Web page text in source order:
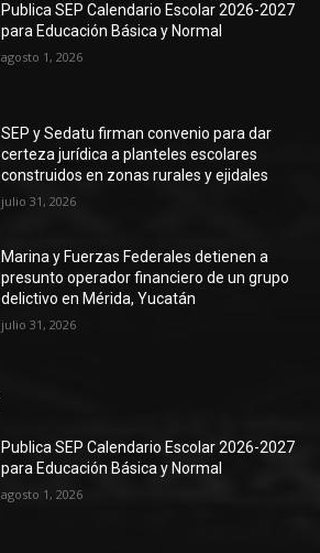
Publica SEP Calendario Escolar 2026-2027
para Educación Básica y Normal
agosto 1, 2026
SEP y Sedatu firman convenio para dar
certeza jurídica a planteles escolares
construidos en zonas rurales y ejidales
julio 31, 2026
Marina y Fuerzas Federales detienen a
presunto operador financiero de un grupo
delictivo en Mérida, Yucatán
julio 31, 2026
Publica SEP Calendario Escolar 2026-2027
para Educación Básica y Normal
agosto 1, 2026